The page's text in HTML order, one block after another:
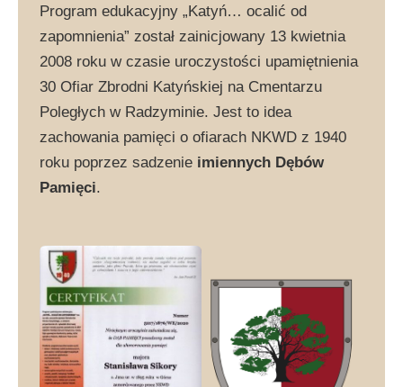
Program edukacyjny „Katyń… ocalić od
zapomnienia” został zainicjowany 13 kwietnia
2008 roku w czasie uroczystości upamiętnienia
30 Ofiar Zbrodni Katyńskiej na Cmentarzu
Poległych w Radzyminie. Jest to idea
zachowania pamięci o ofiarach NKWD z 1940
roku poprzez sadzenie imiennych Dębów
Pamięci.